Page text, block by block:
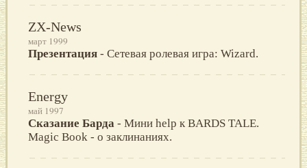
ZX-News
март 1999
Презентация - Сетевая ролевая игра: Wizard.
Energy
май 1997
Сказание Барда - Мини help к BARDS TALE.
Magic Book - о заклинаниях.